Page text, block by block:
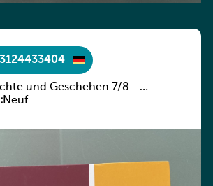
und Geschehen 7/8 –
Pfalz
Neuf